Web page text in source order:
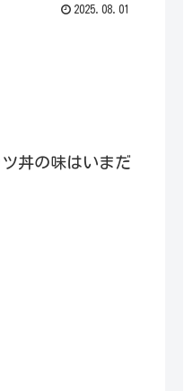
2025.08.01
丼の味はいまだ